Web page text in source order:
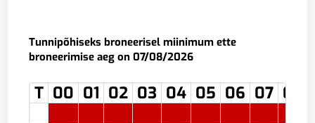
Tunnipõhiseks broneerisel miinimum ette
broneerimise aeg on 07/08/2026
T 00 01 02 03 04 05 06 07 08